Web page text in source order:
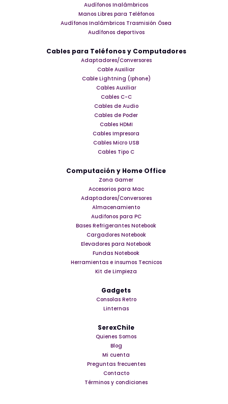
Audífonos Inalámbricos
Manos Libres para Teléfonos
Audífonos Inalámbricos Trasmisión Ósea
Audífonos deportivos
Cables para Teléfonos y Computadores
Adaptadores/Conversores
Cable Auxiliar
Cable Lightning (Iphone)
Cables Auxiliar
Cables C-C
Cables de Audio
Cables de Poder
Cables HDMI
Cables Impresora
Cables Micro USB
Cables Tipo C
Computación y Home Office
Zona Gamer
Accesorios para Mac
Adaptadores/Conversores
Almacenamiento
Audifonos para PC
Bases Refrigerantes Notebook
Cargadores Notebook
Elevadores para Notebook
Fundas Notebook
Herramientas e insumos Tecnicos
Kit de Limpieza
Gadgets
Consolas Retro
Linternas
SerexChile
Quienes Somos
Blog
Mi cuenta
Preguntas frecuentes
Contacto
Términos y condiciones